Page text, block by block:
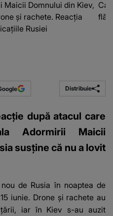
Maicii Domnului din Kiev,
și rachete. Reacția
Rusiei
Distribuie
după atacul care
Adormirii Maicii
susține că nu a lovit
de Rusia în noaptea de
iunie. Drone și rachete au
iar în Kiev s-au auzit